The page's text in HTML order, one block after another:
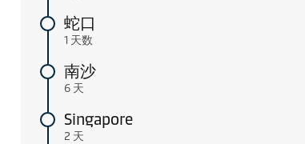
蛇口
1 天数
南沙
6 天
Singapore
2 天